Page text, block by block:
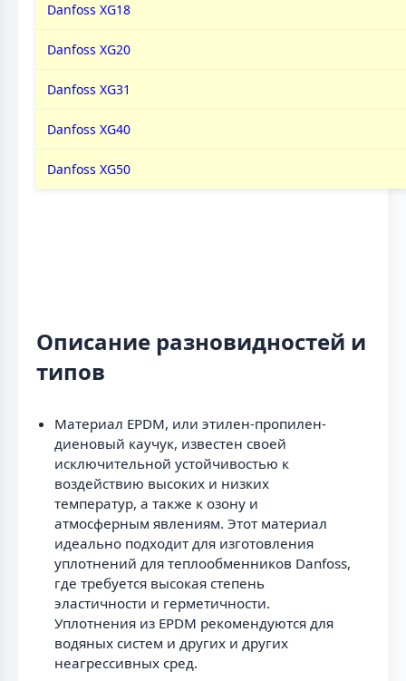
Danfoss XG18
Danfoss XG20
Danfoss XG31
Danfoss XG40
Danfoss XG50
Описание разновидностей и
типов
Материал EPDM, или этилен-пропилен-
диеновый каучук, известен своей
исключительной устойчивостью к
воздействию высоких и низких
температур, а также к озону и
атмосферным явлениям. Этот материал
идеально подходит для изготовления
уплотнений для теплообменников Danfoss,
где требуется высокая степень
эластичности и герметичности.
Уплотнения из EPDM рекомендуются для
водяных систем и других и других
неагрессивных сред.